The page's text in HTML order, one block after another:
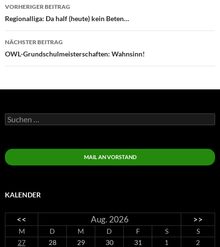
VORHERIGER BEITRAG
Regionalliga: Da half (heute) kein Beten…
NÄCHSTER BEITRAG
OWL-Grundschulmeisterschaften: Wahnsinn!
Suchen
nach:
MAIL AN VORSTAND
KALENDER
<< Aug. 2026 >>
M D M D F S
S
27
28 29 30 31 1
2